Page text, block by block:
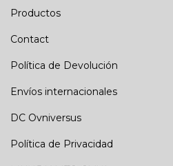
Productos
Contact
Política de Devolución
Envíos internacionales
DC Ovniversus
Política de Privacidad